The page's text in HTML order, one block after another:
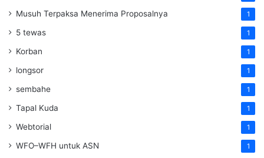
Musuh Terpaksa Menerima Proposalnya 1
5 tewas 1
Korban 1
longsor 1
sembahe 1
Tapal Kuda 1
Webtorial 1
WFO–WFH untuk ASN 1